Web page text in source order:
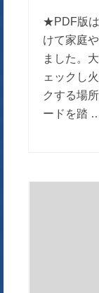
★PDF版は
けて家庭
ました。
ェックし
クする場
ードを踏